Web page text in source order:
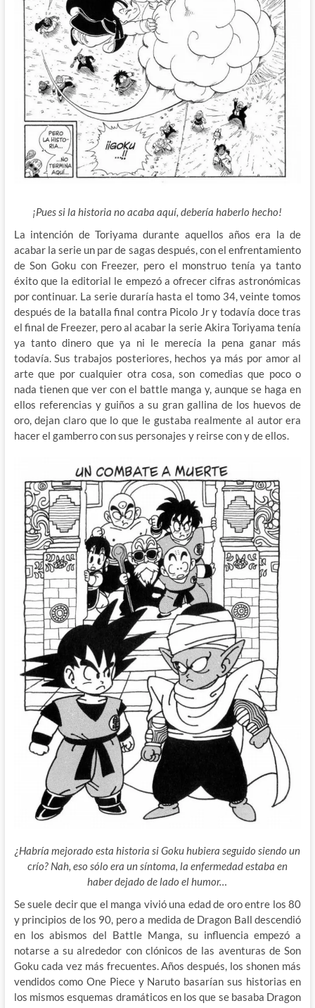
¡Pues si la historia no acaba aquí, debería haberlo hecho!
La intención de Toriyama durante aquellos años era la de
acabar la serie un par de sagas después, con el enfrentamiento
de Son Goku con Freezer, pero el monstruo tenía ya tanto
éxito que la editorial le empezó a ofrecer cifras astronómicas
por continuar. La serie duraría hasta el tomo 34, veinte tomos
después de la batalla final contra Picolo Jr y todavía doce tras
el final de Freezer, pero al acabar la serie Akira Toriyama tenía
ya tanto dinero que ya ni le merecía la pena ganar más
todavía. Sus trabajos posteriores, hechos ya más por amor al
arte que por cualquier otra cosa, son comedias que poco o
nada tienen que ver con el battle manga y, aunque se haga en
ellos referencias y guiños a su gran gallina de los huevos de
oro, dejan claro que lo que le gustaba realmente al autor era
hacer el gamberro con sus personajes y reirse con y de ellos.
¿Habría mejorado esta historia si Goku hubiera seguido siendo un
crío? Nah, eso sólo era un síntoma, la enfermedad estaba en
haber dejado de lado el humor…
Se suele decir que el manga vivió una edad de oro entre los 80
y principios de los 90, pero a medida de Dragon Ball descendió
en los abismos del Battle Manga, su influencia empezó a
notarse a su alrededor con clónicos de las aventuras de Son
Goku cada vez más frecuentes. Años después, los shonen más
vendidos como One Piece y Naruto basarían sus historias en
los mismos esquemas dramáticos en los que se basaba Dragon